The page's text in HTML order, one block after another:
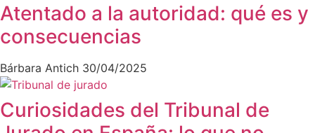
Atentado a la autoridad: qué es y
consecuencias
Bárbara Antich 30/04/2025
Curiosidades del Tribunal de